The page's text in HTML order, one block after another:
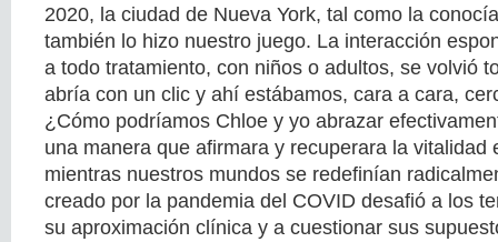
2020, la ciudad de Nueva York, tal como la
también lo hizo nuestro juego. La interacción
a todo tratamiento, con niños o adultos, se volvió
abría con un clic y ahí estábamos, cara a cara,
¿Cómo podríamos Chloe y yo abrazar
una manera que afirmara y recuperara la vitalidad
mientras nuestros mundos se redefinían
creado por la pandemia del COVID desafió a los
su aproximación clínica y a cuestionar sus